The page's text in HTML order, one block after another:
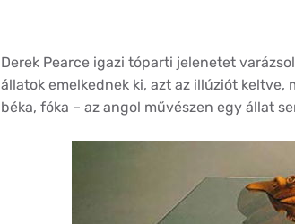
Derek Pearce igazi tóparti jelenetet
állatok emelkednek ki, azt az illúziót keltve,
béka, fóka – az angol művészen egy állat